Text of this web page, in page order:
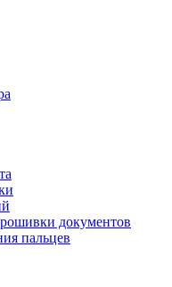
документов
пальцев